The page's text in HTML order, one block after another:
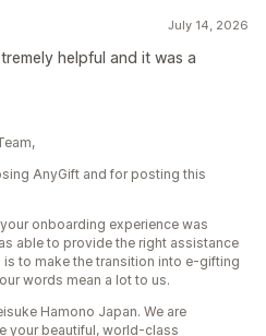
July 14, 2026
helpful and it was a
AnyGift and for posting this
onboarding experience was
able to provide the right assistance
is to make the transition into e-gifting
words mean a lot to us.
Hamono Japan. We are
your beautiful, world-class